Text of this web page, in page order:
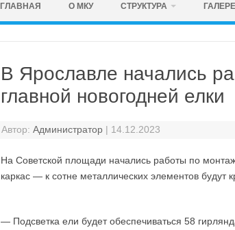
ГЛАВНАЯ О МКУ СТРУКТУРА
В Ярославле начались
главной новогодней елки
Автор:Администратор | 14.12.2023
На Советской площади начались работы по
каркас — к сотне металлических элементов будут
— Подсветка ели будет обеспечиваться 58